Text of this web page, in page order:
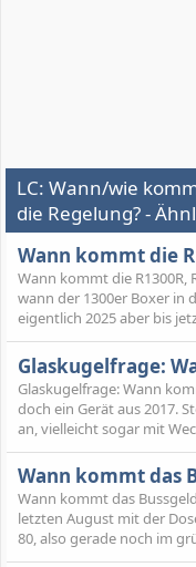
LC: Wann/wie
die Regelung? -
Wann kommt die
Wann kommt die R1300R,
wann der 1300er Boxer in
eigentlich 2025 aber bis
Glaskugelfrage:
Glaskugelfrage: Wann
doch ein Gerät aus 2017.
an, vielleicht sogar mit
Wann kommt das
Wann kommt das
letzten August mit der
80, also gerade noch im